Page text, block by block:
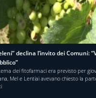
declina l’invito dei Comuni:
dei fitofarmaci era previsto per
Mel e Lentiai avevano chiesto la